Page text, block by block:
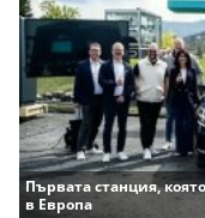
Първата станция,
в Европа